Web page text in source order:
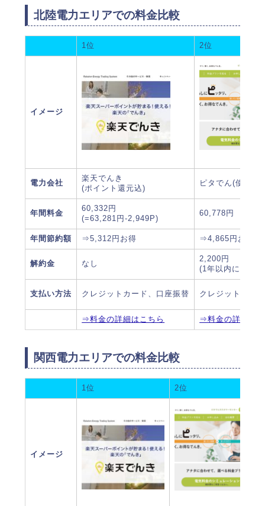
北陸電力エリアでの料金比較
1位 2位
イメージ
電力会社
楽天でんき
(ポイント還元込)
ピタでん(使った
年間料金
60,332円
(=63,281円-2,949P)
60,778円
年間節約額 ⇒5,312円お得 ⇒4,865円お得
解約金 なし
2,200円
(1年以内に解約
支払い方法 クレジットカード、口座振替 クレジットカー
⇒料金の詳細はこちら ⇒料金の詳細は
関西電力エリアでの料金比較
1位 2位
イメージ